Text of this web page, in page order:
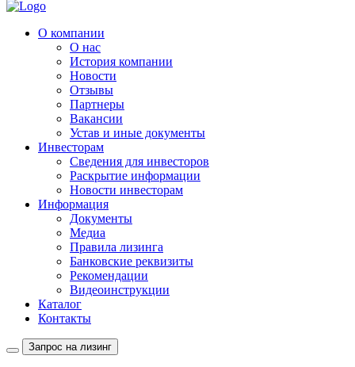
О компании
О нас
История компании
Новости
Отзывы
Партнеры
Вакансии
Устав и иные документы
Инвесторам
Сведения для инвесторов
Раскрытие информации
Новости инвесторам
Информация
Документы
Медиа
Правила лизинга
Банковские реквизиты
Рекомендации
Видеоинструкции
Каталог
Контакты
Запрос на лизинг